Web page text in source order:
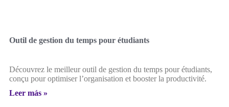
Outil de gestion du temps pour étudiants
Découvrez le meilleur outil de gestion du temps pour étudiants,
conçu pour optimiser l’organisation et booster la productivité.
Leer más »